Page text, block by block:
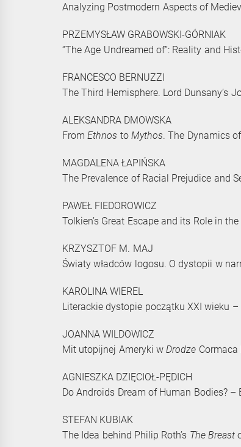
Analyzing Postmodern Aspects of
PRZEMYSŁAW GRABOWSKI-GÓRNIAK
“The Age Undreamed of”: Reality and
FRANCESCO BERNUZZI
The Third Hemisphere. Lord Dunsany’s
ALEKSANDRA DMOWSKA
FromEthnos to Mythos. The Dynamics
MAGDALENA ŁAPIŃSKA
The Prevalence of Racial Prejudice and
PAWEŁ FIEDOROWICZ
Tolkien’s Great Escape and its Role in
KRZYSZTOF M. MAJ
Światy władców logosu. O dystopii w
KAROLINA WIEREL
Literackie dystopie początku XXI wieku
JOANNA WILDOWICZ
Mit utopijnej Ameryki wDrodze
AGNIESZKA DZIĘCIOŁ-PĘDICH
Do Androids Dream of Human Bodies?
STEFAN KUBIAK
The Idea behind Philip Roth’s The Breast